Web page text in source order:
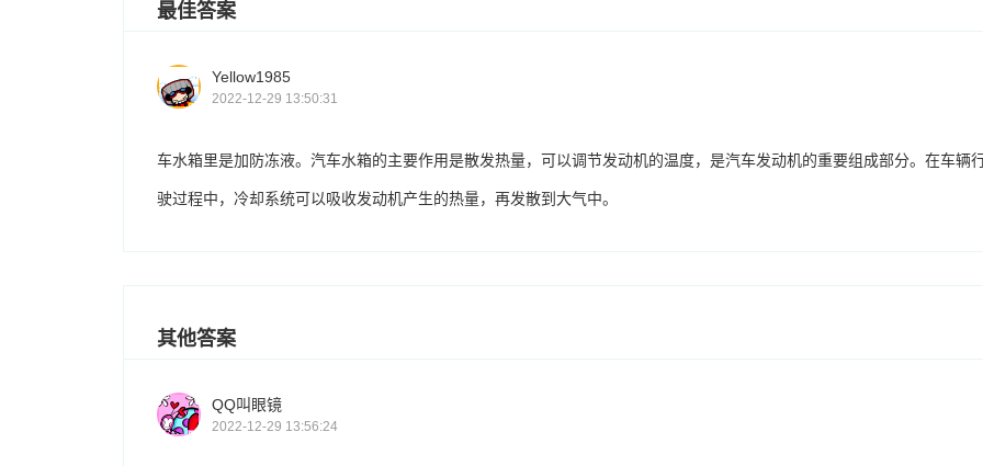
最佳答案
Yellow1985
2022-12-29 13:50:31
车水箱里是加防冻液。汽车水箱的主要作用是散发热量，可以调节发动机的温度，是汽车发动机的重要组成部分。在车辆
驶过程中，冷却系统可以吸收发动机产生的热量，再发散到大气中。
其他答案
QQ叫眼镜
2022-12-29 13:56:24